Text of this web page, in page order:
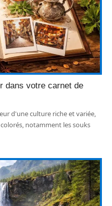
dans votre carnet de
d'une culture riche et variée,
notamment les souks